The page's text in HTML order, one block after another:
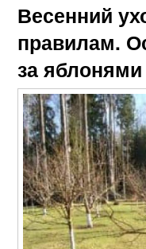
Весенний
правилам.
за яблонями